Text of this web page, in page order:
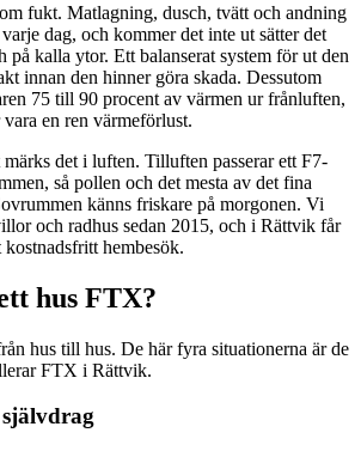
fukt. Matlagning, dusch, tvätt och andning
dag, och kommer det inte ut sätter det
på kalla ytor. Ett balanserat system för ut den
innan den hinner göra skada. Dessutom
75 till 90 procent av värmen ur frånluften,
en ren värmeförlust.
det i luften. Tilluften passerar ett F7-
så pollen och det mesta av det fina
känns friskare på morgonen. Vi
och radhus sedan 2015, och i Rättvik får
hembesök.
hus FTX?
hus till hus. De här fyra situationerna är de
FTX i Rättvik.